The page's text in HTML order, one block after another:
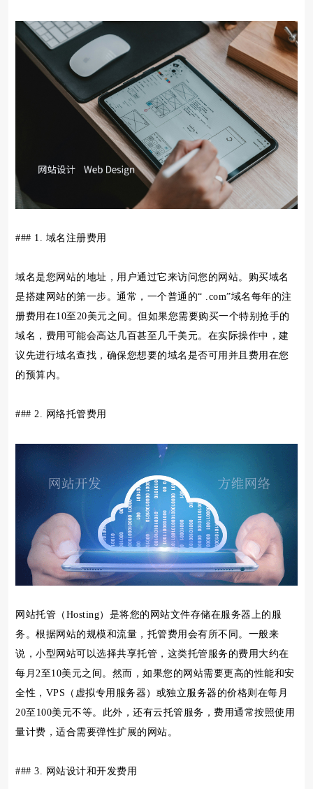
### 1. 域名注册费用
域名是您网站的地址，用户通过它来访问您的网站。购买域名
是搭建网站的第一步。通常，一个普通的“ .com”域名每年的注
册费用在10至20美元之间。但如果您需要购买一个特别抢手的
域名，费用可能会高达几百甚至几千美元。在实际操作中，建
议先进行域名查找，确保您想要的域名是否可用并且费用在您
的预算内。
### 2. 网络托管费用
网站托管（Hosting）是将您的网站文件存储在服务器上的服
务。根据网站的规模和流量，托管费用会有所不同。一般来
说，小型网站可以选择共享托管，这类托管服务的费用大约在
每月2至10美元之间。然而，如果您的网站需要更高的性能和安
全性，VPS（虚拟专用服务器）或独立服务器的价格则在每月
20至100美元不等。此外，还有云托管服务，费用通常按照使用
量计费，适合需要弹性扩展的网站。
### 3. 网站设计和开发费用